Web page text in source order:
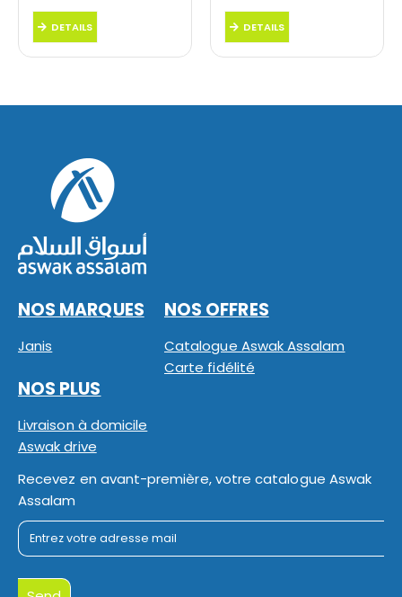
DETAILS DETAILS
NOS MARQUES
Janis
NOS OFFRES
Catalogue Aswak Assalam
Carte fidélité
NOS PLUS
Livraison à domicile
Aswak drive
Recevez en avant-première, votre catalogue Aswak
Assalam